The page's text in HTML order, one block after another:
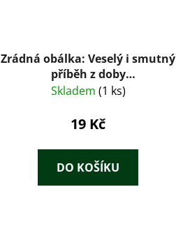
Zrádná obálka: Veselý i smutný
příběh z doby
nezaměstnanosti
Skladem (1 ks)
19 Kč
DO KOŠÍKU